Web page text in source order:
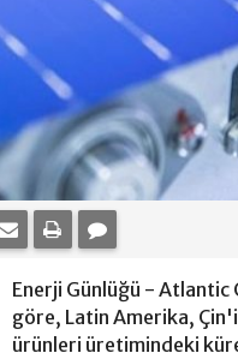
Enerji Günlüğü - Atlantic
göre, Latin Amerika,
ürünleri üretimindeki